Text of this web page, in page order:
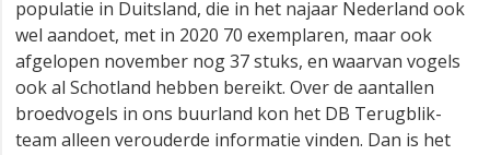
populatie in Duitsland, die in het najaar Nederland ook
wel aandoet, met in 2020 70 exemplaren, maar ook
afgelopen november nog 37 stuks, en waarvan vogels
ook al Schotland hebben bereikt. Over de aantallen
broedvogels in ons buurland kon het DB Terugblik-
team alleen verouderde informatie vinden. Dan is het